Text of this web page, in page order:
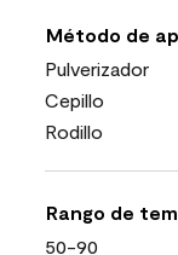
Método de
Pulverizador
Cepillo
Rodillo
Rango de
50-90